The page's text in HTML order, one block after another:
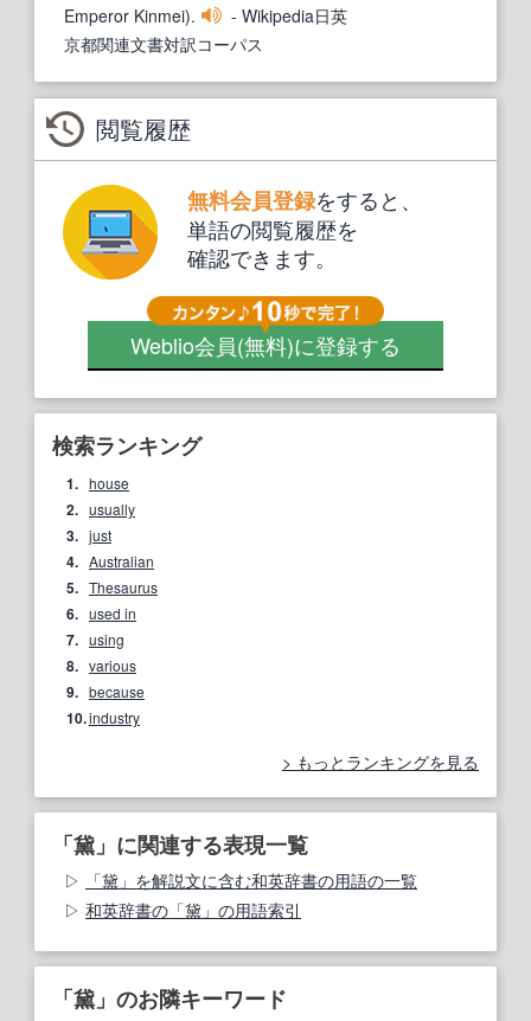
Emperor Kinmei).
- Wikipedia日英
京都関連文書対訳コーパス
閲覧履歴
無料会員登録をすると、
単語の閲覧履歴を
確認できます。
Weblio会員(無料)に登録する
検索ランキング
1. house
2. usually
3. just
4. Australian
5. Thesaurus
6. used in
7. using
8. various
9. because
10.industry
もっとランキングを見る
「黛」に関連する表現一覧
「黛」を解説文に含む和英辞書の用語の一覧
和英辞書の「黛」の用語索引
「黛」のお隣キーワード